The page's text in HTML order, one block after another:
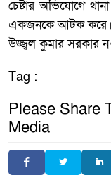
চেষ্টার অভিযোগে
একজনকে আটক করে।
উজ্জ্বল কুমার সরকার
Tag :
Please Share
Media